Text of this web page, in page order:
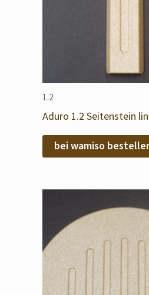
1.2
Aduro 1.2 Seitenstein
bei wamiso